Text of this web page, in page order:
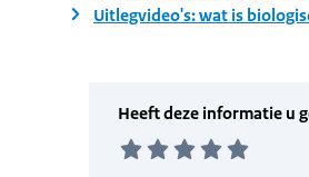
Uitlegvideo's: wat is